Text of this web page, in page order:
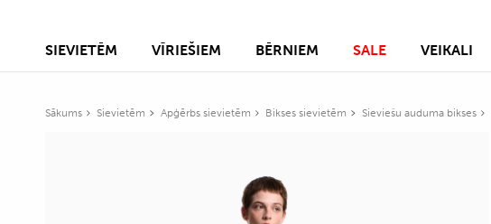
SIEVIETĒM VĪRIEŠIEM BĒRNIEM SALE VEIKALI
Sākums Sievietēm Apģērbs sievietēm Bikses sievietēm Sieviešu auduma bikses